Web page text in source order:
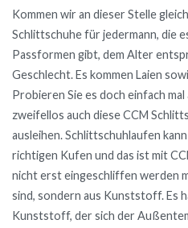
Kommen wir an dieser Stelle
Schlittschuhe für jedermann, die
Passformen gibt, dem Alter
Geschlecht. Es kommen Laien
Probieren Sie es doch einfach mal
zweifellos auch diese CCM
ausleihen. Schlittschuhlaufen
richtigen Kufen und das ist mit
nicht erst eingeschliffen werden
sind, sondern aus Kunststoff. Es
Kunststoff, der sich der